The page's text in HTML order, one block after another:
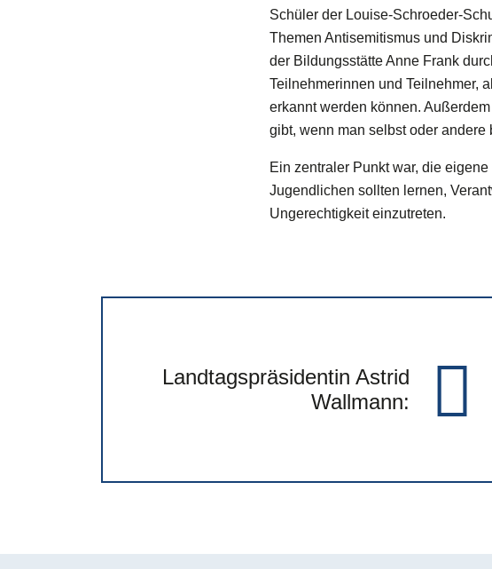
Schüler der Louise-Schroeder-
Themen Antisemitismus und
der Bildungsstätte Anne Frank
Teilnehmerinnen und Teilnehmer,
erkannt werden können.
gibt, wenn man selbst oder andere
Ein zentraler Punkt war, die
Jugendlichen sollten lernen,
Ungerechtigkeit einzutreten.
Landtagspräsidentin Astrid
Wallmann